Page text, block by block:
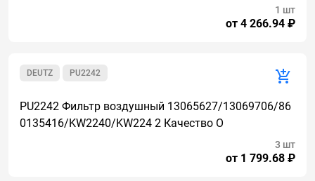
от 4 266.94 ₽
1 шт
PU2242
DEUTZ
PU2242 Фильтр воздушный 13065627/13069706/86
0135416/KW2240/KW224 2 Качество О
от 1 799.68 ₽
3 шт